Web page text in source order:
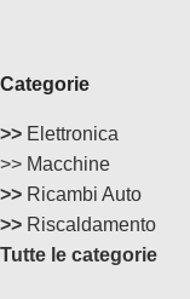
Categorie
>> Elettronica
>> Macchine
>> Ricambi Auto
>> Riscaldamento
Tutte le categorie